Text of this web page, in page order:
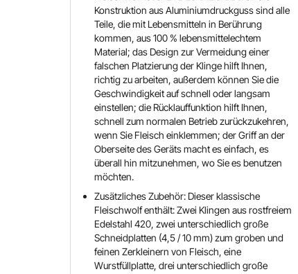
Konstruktion aus Aluminiumdruckguss sind alle
Teile, die mit Lebensmitteln in Berührung
kommen, aus 100 % lebensmittelechtem
Material; das Design zur Vermeidung einer
falschen Platzierung der Klinge hilft Ihnen,
richtig zu arbeiten, außerdem können Sie die
Geschwindigkeit auf schnell oder langsam
einstellen; die Rücklauffunktion hilft Ihnen,
schnell zum normalen Betrieb zurückzukehren,
wenn Sie Fleisch einklemmen; der Griff an der
Oberseite des Geräts macht es einfach, es
überall hin mitzunehmen, wo Sie es benutzen
möchten.
Zusätzliches Zubehör: Dieser klassische
Fleischwolf enthält: Zwei Klingen aus rostfreiem
Edelstahl 420, zwei unterschiedlich große
Schneidplatten (4,5 / 10 mm) zum groben und
feinen Zerkleinern von Fleisch, eine
Wurstfüllplatte, drei unterschiedlich große